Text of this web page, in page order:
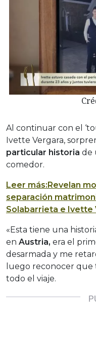
Al continuar con el
Ivette Vergara,
particular historia de
comedor.
Leer más:Revelan
separación
Solabarrieta e Ivette
«Esta tiene una
en Austria, era el
desarmada y me
luego reconocer
todo el viaje.